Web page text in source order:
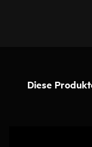
Diese